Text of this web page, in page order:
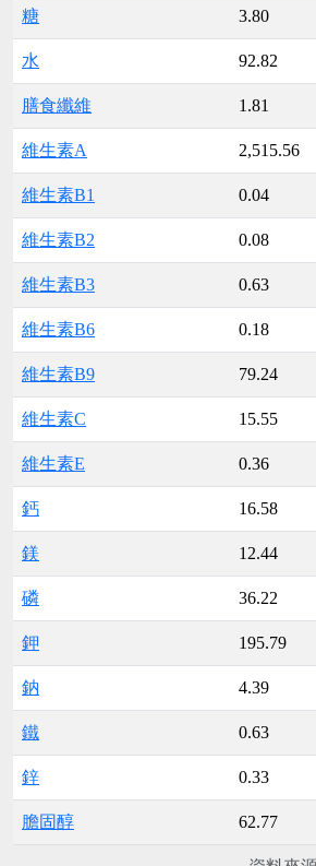
糖 3.80
水 92.82
膳食纖維 1.81
維生素A 2,515.56
維生素B1 0.04
維生素B2 0.08
維生素B3 0.63
維生素B6 0.18
維生素B9 79.24
維生素C 15.55
維生素E 0.36
鈣 16.58
鎂 12.44
磷 36.22
鉀 195.79
鈉 4.39
鐵 0.63
鋅 0.33
膽固醇 62.77